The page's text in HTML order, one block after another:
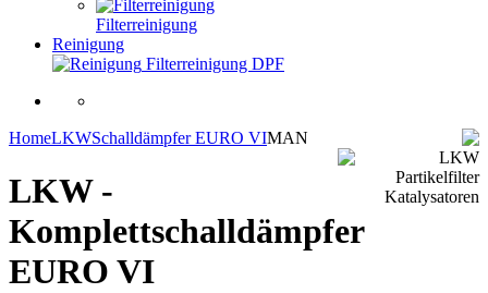
Filterreinigung
Reinigung
Filterreinigung DPF
HomeLKWSchalldämpfer EURO VIMAN
LKW -
Komplettschalldämpfer
EURO VI